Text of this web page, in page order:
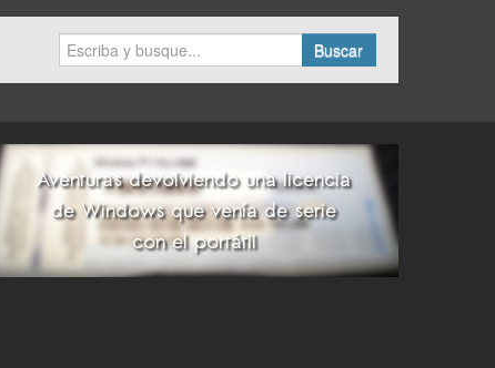
Buscar